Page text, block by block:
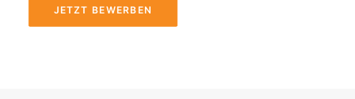
JETZT BEWERBEN